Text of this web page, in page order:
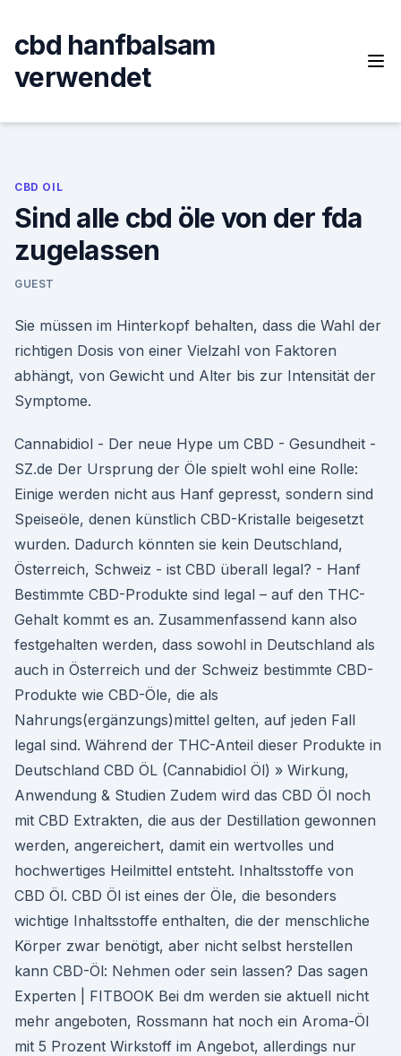
content
cbd hanfbalsam
verwendet
CBD OIL
Sind alle cbd öle von der fda
zugelassen
GUEST
Sie müssen im Hinterkopf behalten, dass die Wahl der
richtigen Dosis von einer Vielzahl von Faktoren
abhängt, von Gewicht und Alter bis zur Intensität der
Symptome.
Cannabidiol - Der neue Hype um CBD - Gesundheit -
SZ.de Der Ursprung der Öle spielt wohl eine Rolle:
Einige werden nicht aus Hanf gepresst, sondern sind
Speiseöle, denen künstlich CBD-Kristalle beigesetzt
wurden. Dadurch könnten sie kein Deutschland,
Österreich, Schweiz - ist CBD überall legal? - Hanf
Bestimmte CBD-Produkte sind legal – auf den THC-
Gehalt kommt es an. Zusammenfassend kann also
festgehalten werden, dass sowohl in Deutschland als
auch in Österreich und der Schweiz bestimmte CBD-
Produkte wie CBD-Öle, die als
Nahrungs(ergänzungs)mittel gelten, auf jeden Fall
legal sind. Während der THC-Anteil dieser Produkte in
Deutschland CBD ÖL (Cannabidiol Öl) » Wirkung,
Anwendung & Studien Zudem wird das CBD Öl noch
mit CBD Extrakten, die aus der Destillation gewonnen
werden, angereichert, damit ein wertvolles und
hochwertiges Heilmittel entsteht. Inhaltsstoffe von
CBD Öl. CBD Öl ist eines der Öle, die besonders
wichtige Inhaltsstoffe enthalten, die der menschliche
Körper zwar benötigt, aber nicht selbst herstellen
kann CBD-Öl: Nehmen oder sein lassen? Das sagen
Experten | FITBOOK Bei dm werden sie aktuell nicht
mehr angeboten, Rossmann hat noch ein Aroma-Öl
mit 5 Prozent Wirkstoff im Angebot, allerdings nur